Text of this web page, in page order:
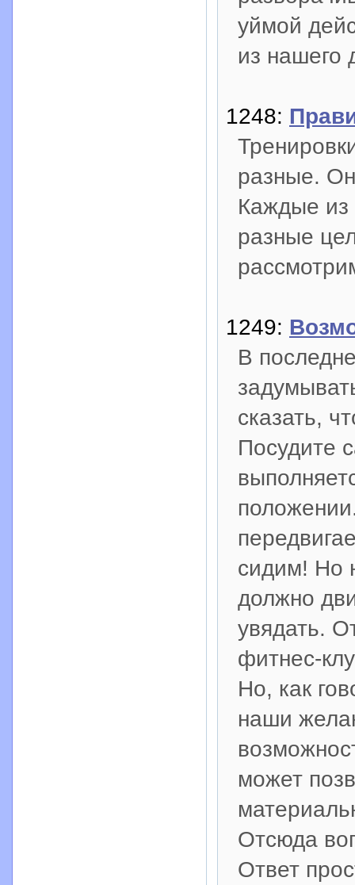
уймой
из нашего
1248:
разные.
Каждые из
разные
1249:
В
сказать,
Посудите
сидим! Но
должно
увядать.
фитнес-
Но, как
наши
может
Отсюда
Ответ